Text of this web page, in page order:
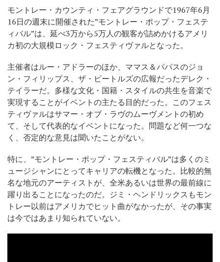
モントレー・カウンティ・フェアグラウンドで1967年6月
16日の週末に開催された”モントレー・ポップ・フェステ
ィバル”は、延べ3万から5万人の観客が詰めかけるアメリ
カ初の大規模ロック・フェスティヴァルとなった。
主催者はルー・アドラーのほか、ママス＆パパスのジョ
ン・フィリップス、ザ・ビートルズの広報だったデレク・
テイラーだ。多様な文化・国籍・スタイルの共生を音楽で
実現することがイベントの主たる目的だった。このフェス
ティヴァルはサマー・オブ・ラヴのムーヴメントの初め
て、そして代表的なイベントになった。問題など何一つな
く、否定的な意見は聞いたことがない。
特に、”モントレー・ポップ・フェスティバル”は多くのミ
ュージシャンにとってキャリアの転機となった。比較的無
名な地元のアーティストが、全米あるいは世界の最前線に
躍り出ることになったのだ。ジミ・ヘンドリックスもモン
トレー以前はアメリカでヒット曲がなかったが、その事実
は今ではあまり知られていない。